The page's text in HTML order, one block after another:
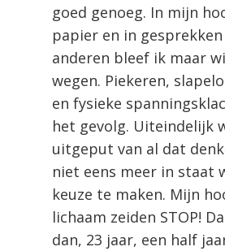
goed genoeg. In mijn
papier en in
anderen bleef ik maar
wegen. Piekeren,
en fysieke
het gevolg. Uiteindelijk
uitgeput van al dat
niet eens meer in staat
keuze te maken. Mijn
lichaam zeiden STOP!
dan, 23 jaar, een half